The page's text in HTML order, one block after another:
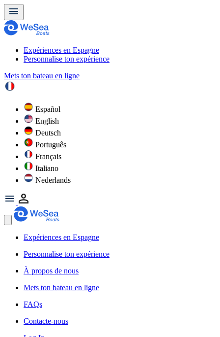
Expériences en Espagne
Personnalise ton expérience
Mets ton bateau en ligne
Español
English
Deutsch
Português
Français
Italiano
Nederlands
Expériences en Espagne
Personnalise ton expérience
À propos de nous
Mets ton bateau en ligne
FAQs
Contacte-nous